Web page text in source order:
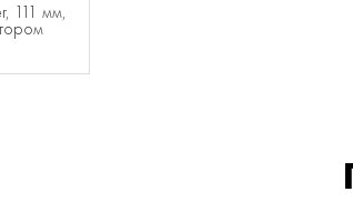
111 мм,